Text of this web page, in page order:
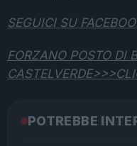
SEGUICI SU
FORZANO POSTO DI
POTREBBE